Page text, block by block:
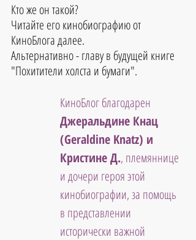
Кто же он такой?
Читайте его кинобиографию от
КиноБлога далее.
Альтернативно - главу в будущей книге
"Похитители холста и бумаги".
КиноБлог благодарен
Джеральдине Кнац
(Geraldine Knatz) и
Кристине Д., племяннице
и дочери героя этой
кинобиографии, за помощь
в представлении
исторически важной